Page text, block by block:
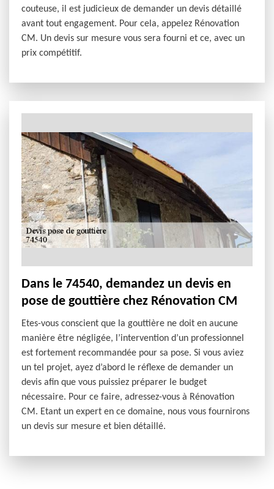
couteuse, il est judicieux de demander un devis détaillé
avant tout engagement. Pour cela, appelez Rénovation
CM. Un devis sur mesure vous sera fourni et ce, avec un
prix compétitif.
Dans le 74540, demandez un devis en
pose de gouttière chez Rénovation CM
Etes-vous conscient que la gouttière ne doit en aucune
manière être négligée, l’intervention d’un professionnel
est fortement recommandée pour sa pose. Si vous aviez
un tel projet, ayez d’abord le réflexe de demander un
devis afin que vous puissiez préparer le budget
nécessaire. Pour ce faire, adressez-vous à Rénovation
CM. Etant un expert en ce domaine, nous vous fournirons
un devis sur mesure et bien détaillé.